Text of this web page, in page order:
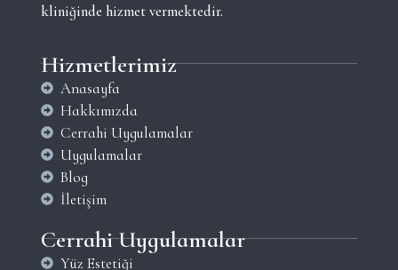
kliniğinde hizmet vermektedir.
Hizmetlerimiz
Anasayfa
Hakkımızda
Cerrahi Uygulamalar
Uygulamalar
Blog
İletişim
Cerrahi Uygulamalar
Yüz Estetiği